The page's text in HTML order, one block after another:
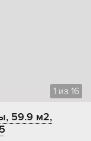
1 из 16
59.9 м2,